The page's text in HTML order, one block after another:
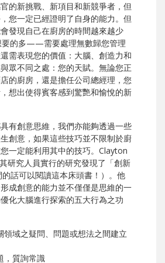
的新挑戰、新項目和新競爭者，但
您一定已經證明了自身的能力。但
發現自己在廚房的時間越來越少
的多——需要處理無數歸您管理
需表現您的價值：大腦、創造力和
眾不同之處：您的天賦。無論您正
的廚房，還是擔任公司總經理，您
想出使得賓客感到驚艷和愉悅的新
有創意思維，我們亦能夠透過一些
創意，如果這些技巧並不限制於廚
一定能利用其中的技巧。Clayton
研究人員實行的研究發現了「創新
話可以閱讀這本床頭書！）。他
成創意的能力並不僅僅是思維的一
化大腦進行探索的五大行為之功
領域之疑問、問題或想法之間建立
，質詢常識